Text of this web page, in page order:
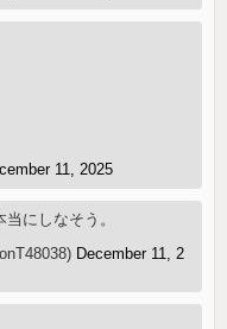
11, 2025
にしなそう。
December 11, 2